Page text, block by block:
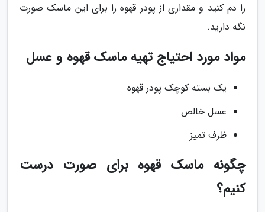
را دم کنید و مقداری از پودر قهوه را برای این ماسک صورت
نگه دارید.
مواد مورد احتیاج تهیه ماسک قهوه و عسل
یک بسته کوچک پودر قهوه
عسل خالص
ظرف تمیز
چگونه ماسک قهوه برای صورت درست
کنیم؟